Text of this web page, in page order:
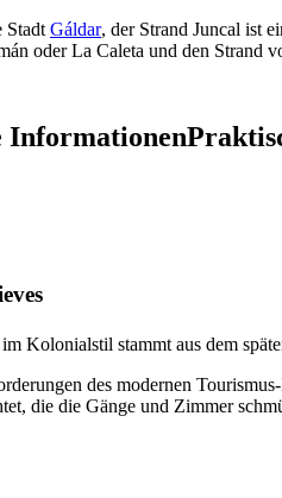
Stadt Gáldar, der Strand Juncal ist
oderLa Caleta und den Strand
Kolonialstil stammt aus dem
des modernen
die die Gänge und Zimmer